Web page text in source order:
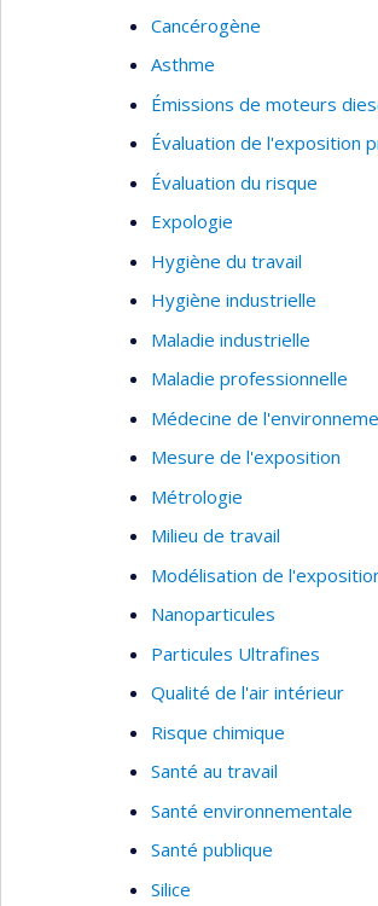
Cancérogène
Asthme
Émissions de moteurs
Évaluation de l'exposition
Évaluation du risque
Expologie
Hygiène du travail
Hygiène industrielle
Maladie industrielle
Maladie professionnelle
Médecine de
Mesure de l'exposition
Métrologie
Milieu de travail
Modélisation de
Nanoparticules
Particules Ultrafines
Qualité de l'air intérieur
Risque chimique
Santé au travail
Santé environnementale
Santé publique
Silice